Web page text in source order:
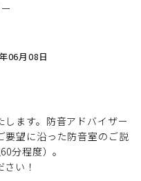
06月08日
ます。防音アドバイザー
要望に沿った防音室のご説
分程度）。
い！